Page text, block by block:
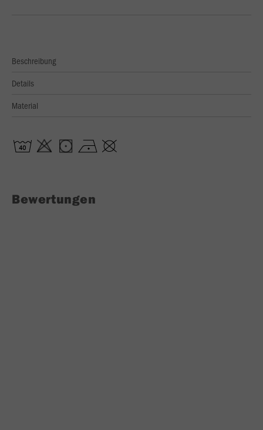
Beschreibung
Details
Material
Bewertungen